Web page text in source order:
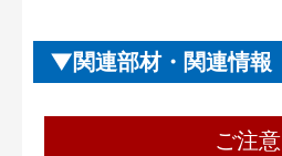
関連部材・関連情報
ご注意